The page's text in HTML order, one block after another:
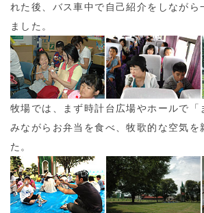
れた後、バス車中で自己紹介をしながら
ました。
牧場では、まず時計台広場やホールで「
みながらお弁当を食べ、牧歌的な空気を
た。